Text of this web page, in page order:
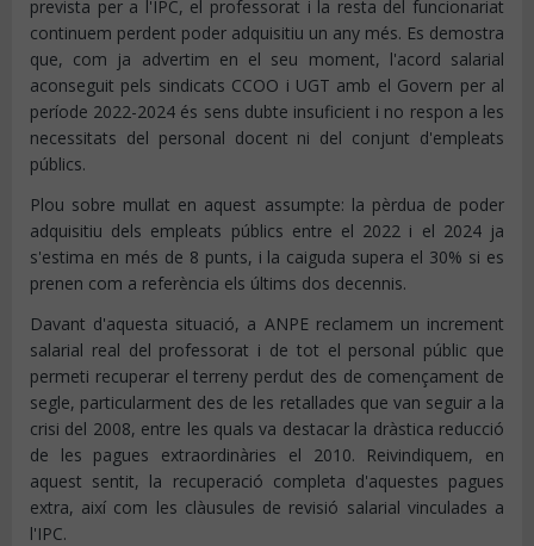
prevista per a l'IPC, el professorat i la resta del funcionariat
continuem perdent poder adquisitiu un any més. Es demostra
que, com ja advertim en el seu moment, l'acord salarial
aconseguit pels sindicats CCOO i UGT amb el Govern per al
període 2022-2024 és sens dubte insuficient i no respon a les
necessitats del personal docent ni del conjunt d'empleats
públics.
Plou sobre mullat en aquest assumpte: la pèrdua de poder
adquisitiu dels empleats públics entre el 2022 i el 2024 ja
s'estima en més de 8 punts, i la caiguda supera el 30% si es
prenen com a referència els últims dos decennis.
Davant d'aquesta situació, a ANPE reclamem un increment
salarial real del professorat i de tot el personal públic que
permeti recuperar el terreny perdut des de començament de
segle, particularment des de les retallades que van seguir a la
crisi del 2008, entre les quals va destacar la dràstica reducció
de les pagues extraordinàries el 2010. Reivindiquem, en
aquest sentit, la recuperació completa d'aquestes pagues
extra, així com les clàusules de revisió salarial vinculades a
l'IPC.